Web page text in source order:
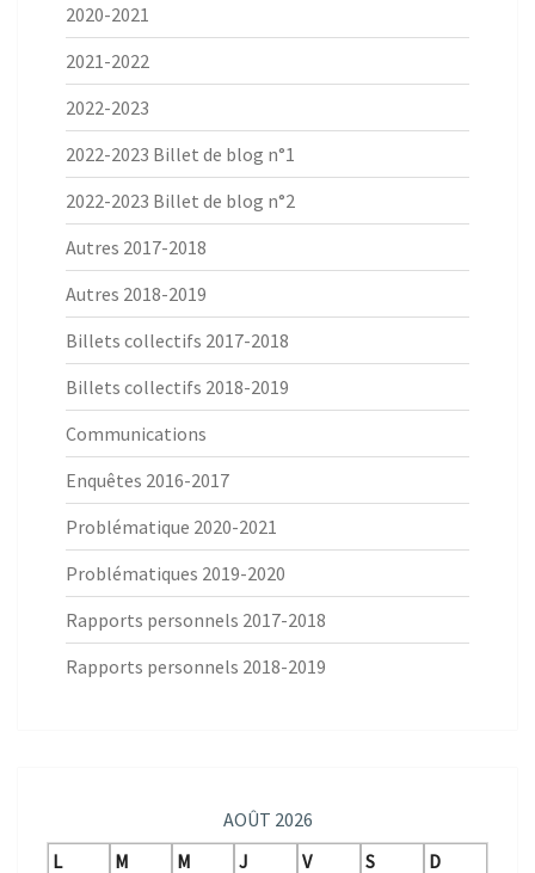
2020-2021
2021-2022
2022-2023
2022-2023 Billet de blog n°1
2022-2023 Billet de blog n°2
Autres 2017-2018
Autres 2018-2019
Billets collectifs 2017-2018
Billets collectifs 2018-2019
Communications
Enquêtes 2016-2017
Problématique 2020-2021
Problématiques 2019-2020
Rapports personnels 2017-2018
Rapports personnels 2018-2019
AOÛT 2026
L
M M J V S D